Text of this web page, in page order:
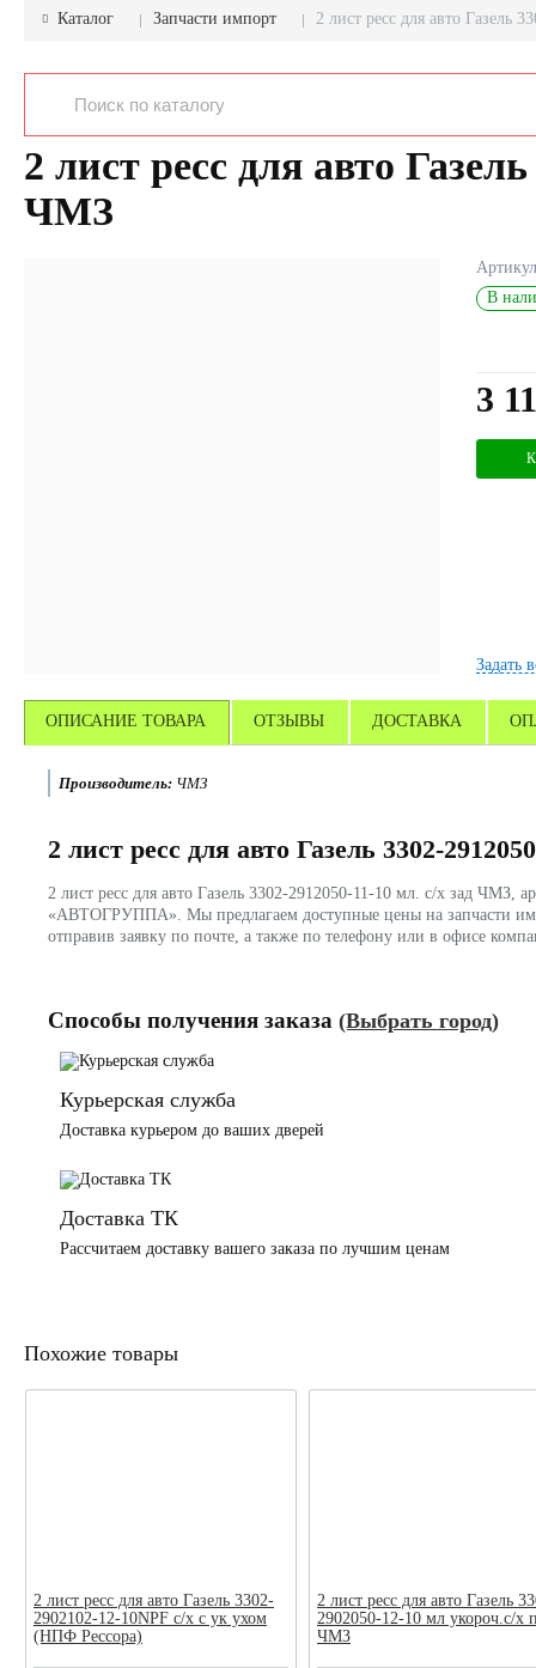
Каталог Запчасти импорт 2 лист ресс для авто Газель
2 лист ресс для авто
ЧМЗ
В
3
Задать
ОПИСАНИЕ ТОВАРА ОТЗЫВЫ ДОСТАВКА
Производитель: ЧМЗ
2 лист ресс для авто Газель 3302-
2 лист ресс для авто Газель 3302-2912050-11-10 мл. с/х зад
«АВТОГРУППА». Мы предлагаем доступные цены на запчасти
отправив заявку по почте, а также по телефону или в офисе
Способы получения заказа (Выбрать город)
Курьерская служба
Доставка курьером до ваших дверей
Доставка ТК
Рассчитаем доставку вашего заказа по лучшим ценам
Похожие товары
2 лист ресс для авто Газель 3302-
2902102-12-10NPF с/х с ук ухом
(НПФ Рессора)
2 лист ресс для авто Газель
2902050-12-10 мл укороч.с/х
ЧМЗ